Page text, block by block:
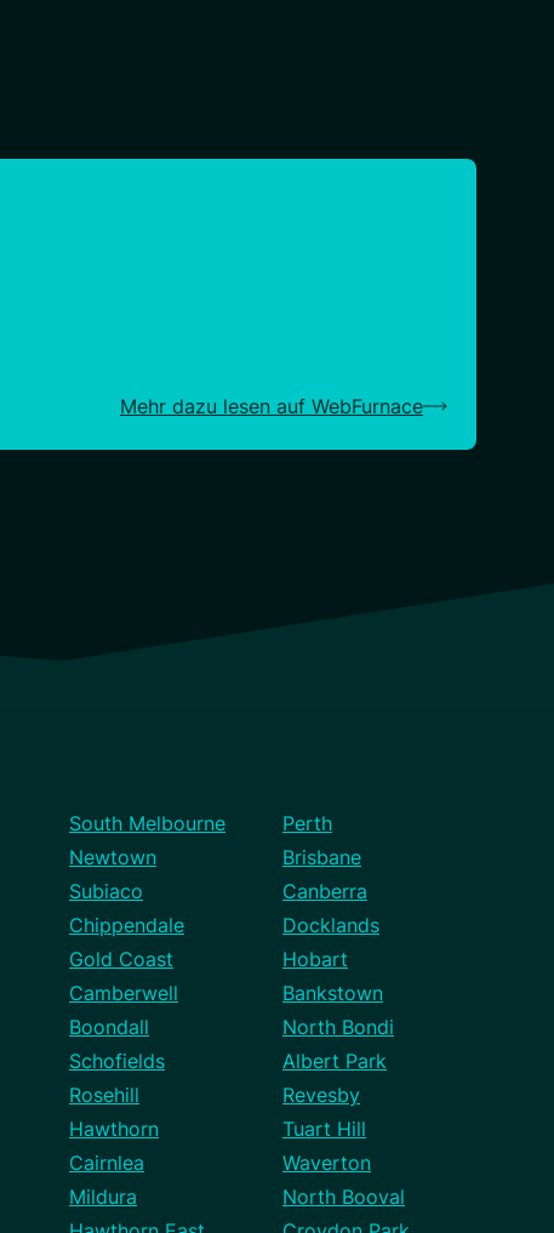
Mehr dazu lesen auf WebFurnace
South Melbourne
Perth
Newtown
Brisbane
Subiaco
Canberra
Chippendale
Docklands
Gold Coast
Hobart
Camberwell
Bankstown
Boondall
North Bondi
Schofields
Albert Park
Rosehill
Revesby
Hawthorn
Tuart Hill
Cairnlea
Waverton
Mildura
North Booval